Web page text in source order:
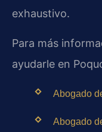
exhaustivo.
Para más
ayudarle en
Abogado
Abogado